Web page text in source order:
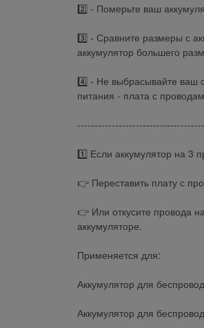
2️⃣ - Померьте ваш
3️⃣ - Сравните размеры с
аккумулятор большего
4️⃣ - Не выбрасывайте ваш
питания - плата с
1️⃣ Если аккумулятор на 3
👉 Переставить плату с
👉 Или откусите провода
аккумуляторе.
Применяется для:
Аккумулятор для
Аккумулятор для